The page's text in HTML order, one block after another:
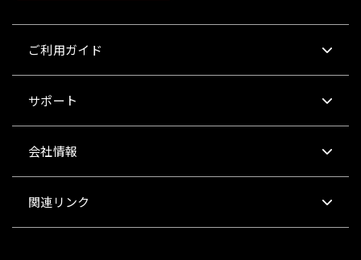
ご利用ガイド
サポート
会社情報
関連リンク